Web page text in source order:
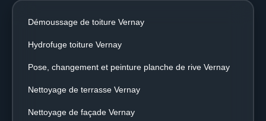
Démoussage de toiture Vernay
Hydrofuge toiture Vernay
Pose, changement et peinture planche de rive Vernay
Nettoyage de terrasse Vernay
Nettoyage de façade Vernay